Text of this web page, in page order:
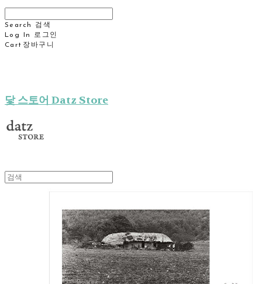
Search
검색
Log In
로그인
Cart 장바구니
닻 스토어 Datz Store